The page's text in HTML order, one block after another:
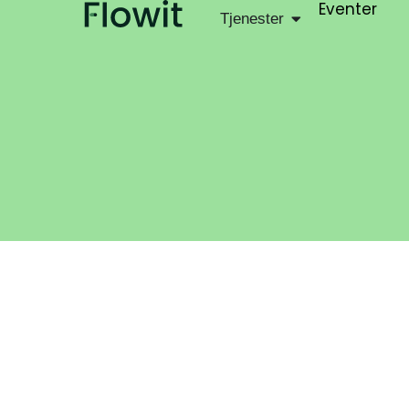
Tjenester Eventer